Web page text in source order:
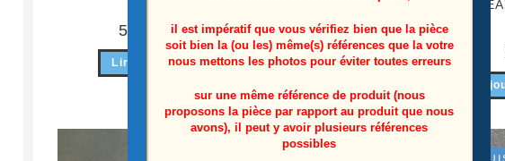
50,00 €
Lire la suite
AKB75855501
8,00€
il est impératif que vous vérifiez bien que la pièce
soit bien la (ou les) même(s) références que la votre
nous mettons les photos pour éviter toutes erreurs
sur une même référence de produit (nous
proposons la pièce par rapport au produit que nous
avons), il peut y avoir plusieurs références
possibles